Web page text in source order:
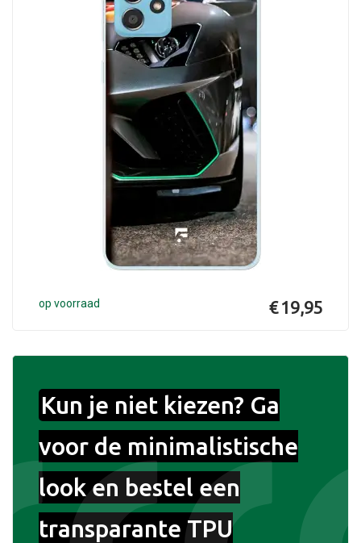
op voorraad € 19,95
Kun je niet kiezen? Ga
voor de minimalistische
look en bestel een
transparante TPU